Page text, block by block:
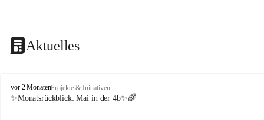
Aktuelles
V
o
vor 2 MonatenProjekte & Initiativen
✨Monatsrückblick: Mai in der 4b✨🌈